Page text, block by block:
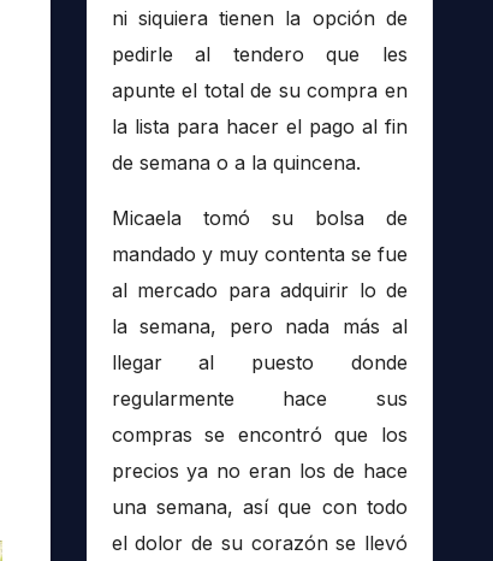
ni siquiera tienen la opción de
pedirle al tendero que les
apunte el total de su compra en
la lista para hacer el pago al fin
de semana o a la quincena.
Micaela tomó su bolsa de
mandado y muy contenta se fue
al mercado para adquirir lo de
la semana, pero nada más al
llegar al puesto donde
regularmente hace sus
compras se encontró que los
precios ya no eran los de hace
una semana, así que con todo
el dolor de su corazón se llevó